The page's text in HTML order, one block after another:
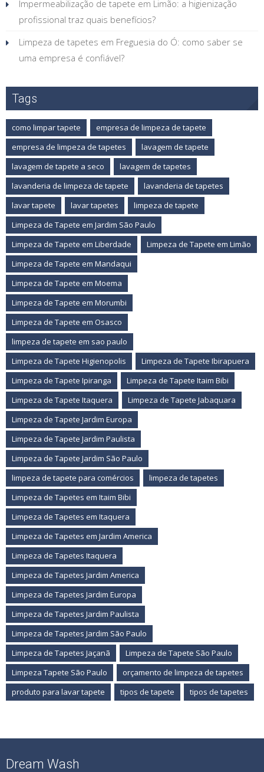
Impermeabilização de tapete em Limão: a higienização
profissional traz quais benefícios?
Limpeza de tapetes em Freguesia do Ó: como saber se
uma empresa é confiável?
Tags
como limpar tapete
empresa de limpeza de tapete
empresa de limpeza de tapetes
lavagem de tapete
lavagem de tapete a seco
lavagem de tapetes
lavanderia de limpeza de tapete
lavanderia de tapetes
lavar tapete
lavar tapetes
limpeza de tapete
Limpeza de Tapete em Jardim São Paulo
Limpeza de Tapete em Liberdade
Limpeza de Tapete em Limão
Limpeza de Tapete em Mandaqui
Limpeza de Tapete em Moema
Limpeza de Tapete em Morumbi
Limpeza de Tapete em Osasco
limpeza de tapete em sao paulo
Limpeza de Tapete Higienopolis
Limpeza de Tapete Ibirapuera
Limpeza de Tapete Ipiranga
Limpeza de Tapete Itaim Bibi
Limpeza de Tapete Itaquera
Limpeza de Tapete Jabaquara
Limpeza de Tapete Jardim Europa
Limpeza de Tapete Jardim Paulista
Limpeza de Tapete Jardim São Paulo
limpeza de tapete para comércios
limpeza de tapetes
Limpeza de Tapetes em Itaim Bibi
Limpeza de Tapetes em Itaquera
Limpeza de Tapetes em Jardim America
Limpeza de Tapetes Itaquera
Limpeza de Tapetes Jardim America
Limpeza de Tapetes Jardim Europa
Limpeza de Tapetes Jardim Paulista
Limpeza de Tapetes Jardim São Paulo
Limpeza de Tapetes Jaçanã
Limpeza de Tapete São Paulo
Limpeza Tapete São Paulo
orçamento de limpeza de tapetes
produto para lavar tapete
tipos de tapete tipos de tapetes
Dream Wash